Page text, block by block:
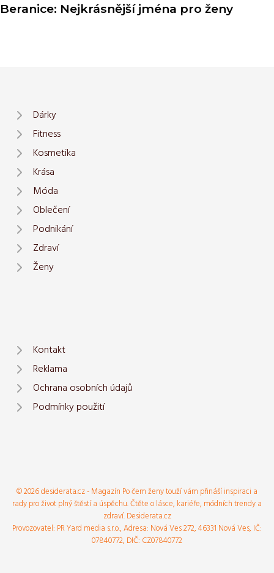
Beranice: Nejkrásnější jména pro ženy
Dárky
Fitness
Kosmetika
Krása
Móda
Oblečení
Podnikání
Zdraví
Ženy
Kontakt
Reklama
Ochrana osobních údajů
Podmínky použití
© 2026 desiderata.cz - Magazín Po čem ženy touží vám přináší inspiraci a
rady pro život plný štěstí a úspěchu. Čtěte o lásce, kariéře, módních trendy a
zdraví. Desiderata.cz
Provozovatel: PR Yard media s.r.o., Adresa: Nová Ves 272, 46331 Nová Ves, IČ:
07840772, DIČ: CZ07840772